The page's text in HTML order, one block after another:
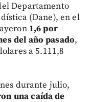
Departamento
(Dane), en el
1,6 por
del año pasado,
a 5.111,8
durante julio,
una caída de